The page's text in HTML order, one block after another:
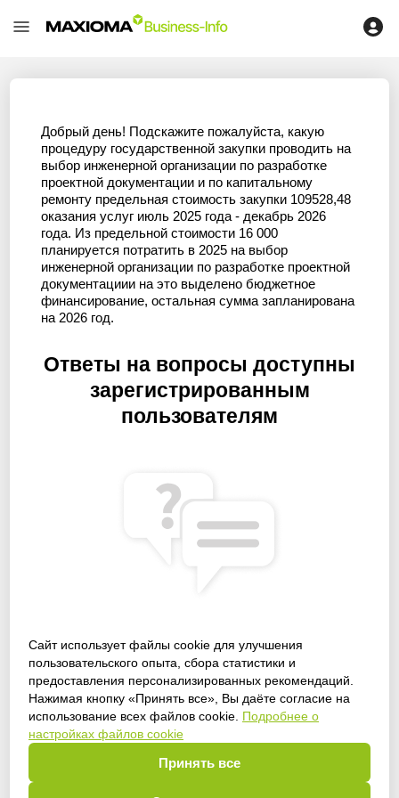
Сайт использует файлы cookie для улучшения
пользовательского опыта, сбора статистики и
предоставления персонализированных рекомендаций.
Нажимая кнопку «Принять все», Вы даёте согласие на
использование всех файлов cookie. Подробнее о
настройках файлов cookie
Принять все
Добрый день! Подскажите пожалуйста, какую
процедуру государственной закупки проводить на
выбор инженерной организации по разработке
проектной документации и по капитальному
ремонту предельная стоимость закупки 109528,48
оказания услуг июль 2025 года - декабрь 2026
года. Из предельной стоимости 16 000
планируется потратить в 2025 на выбор
инженерной организации по разработке проектной
документациии на это выделено бюджетное
финансирование, остальная сумма запланирована
на 2026 год.
Ответы на вопросы доступны
зарегистрированным
пользователям
Получить доступ